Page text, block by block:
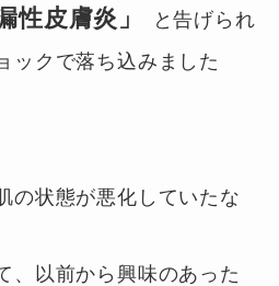
性皮膚炎」
と告げられ
ックで落ち込みました
の状態が悪化していたな
、以前から興味のあった